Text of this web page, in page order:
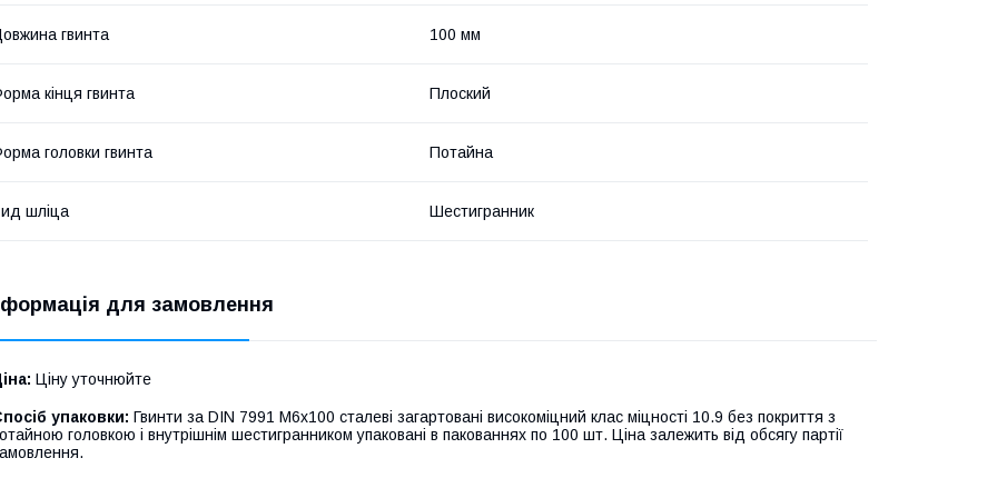
гвинта 100 мм
кінця гвинта Плоский
головки гвинта Потайна
шліца Шестигранник
для замовлення
Ціну уточнюйте
упаковки: Гвинти за DIN 7991 М6х100 сталеві загартовані високоміцний клас міцності 10.9 без покриття з
головкою і внутрішнім шестигранником упаковані в пакованнях по 100 шт. Ціна залежить від обсягу партії